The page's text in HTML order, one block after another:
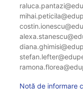
Notă de informare